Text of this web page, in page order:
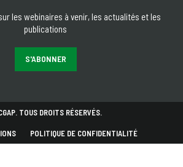
les webinaires à venir, les actualités et les
publications
S'ABONNER
TOUS DROITS RÉSERVÉS.
POLITIQUE DE CONFIDENTIALITÉ